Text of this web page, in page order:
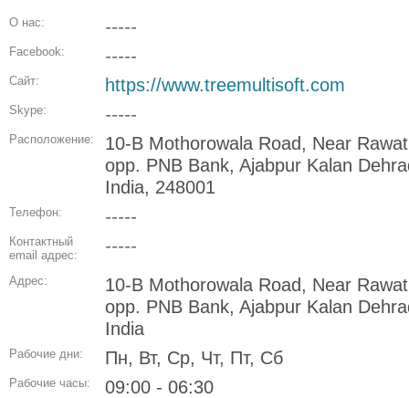
О нас: -----
Facebook: -----
Сайт: https://www.treemultisoft.com
Skype: -----
Расположение:
10-B Mothorowala Road, Near
opp. PNB Bank, Ajabpur Kalan
India, 248001
Телефон: -----
Контактный
email адрес:
-----
Адрес:
10-B Mothorowala Road, Near
opp. PNB Bank, Ajabpur Kalan
India
Рабочие дни: Пн, Вт, Ср, Чт, Пт, Сб
Рабочие часы: 09:00 - 06:30